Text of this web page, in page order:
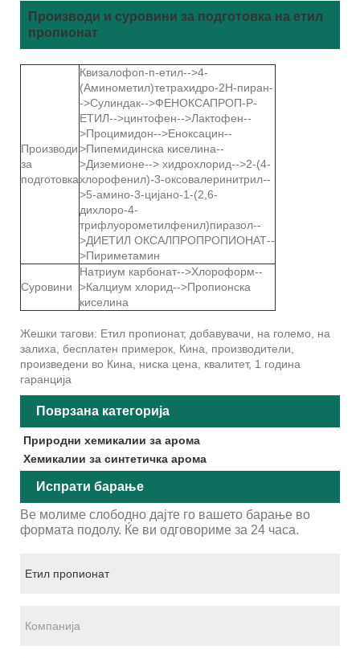
Производи и суровини за подготовка на етил
пропионат
Производи
за
подготовка
Квизалофоп-п-етил-->4-
(Аминометил)тетрахидро-2Н-пиран-
->Сулиндак-->ФЕНОКСАПРОП-Р-
ЕТИЛ-->цинтофен-->Лактофен--
>Процимидон-->Еноксацин--
>Пипемидинска киселина--
>Диземионе--> хидрохлорид-->2-(4-
хлорофенил)-3-оксовалеринитрил--
>5-амино-3-цијано-1-(2,6-
дихлоро-4-
трифлуорометилфенил)пиразол--
>ДИЕТИЛ ОКСАЛПРОПРОПИОНАТ--
>Пириметамин
Суровини
Натриум карбонат-->Хлороформ--
>Калциум хлорид-->Пропионска
киселина
Жешки тагови: Етил пропионат, добавувачи, на големо, на
залиха, бесплатен примерок, Кина, производители,
произведени во Кина, ниска цена, квалитет, 1 година
гаранција
Поврзана категорија
Природни хемикалии за арома
Хемикалии за синтетичка арома
Испрати барање
Ве молиме слободно дајте го вашето барање во
формата подолу. Ќе ви одговориме за 24 часа.